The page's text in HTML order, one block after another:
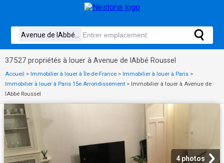
37 527 propriétés à louer à Avenue de lAbbé Roussel
Accueil > Immobilier à louer à Île-de-France > Immobilier à louer à Paris >
Immobilier à louer à Paris 15e Arrondissement > Immobilier à louer à Avenue de
lAbbé Roussel
4 photos